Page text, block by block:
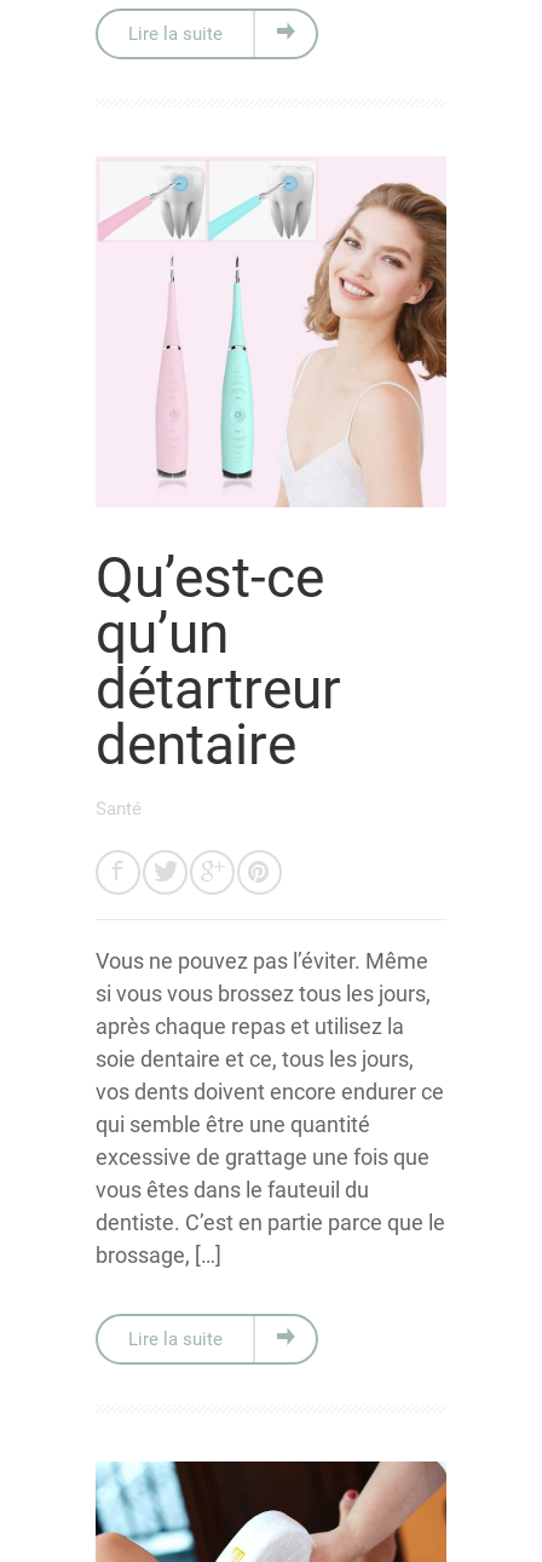
Lire la suite
Qu’est-ce
qu’un
détartreur
dentaire
Santé
Vous ne pouvez pas l’éviter. Même
si vous vous brossez tous les jours,
après chaque repas et utilisez la
soie dentaire et ce, tous les jours,
vos dents doivent encore endurer ce
qui semble être une quantité
excessive de grattage une fois que
vous êtes dans le fauteuil du
dentiste. C’est en partie parce que le
brossage, […]
Lire la suite